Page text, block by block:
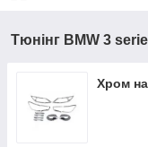
Тюнінг BMW 3
Хром